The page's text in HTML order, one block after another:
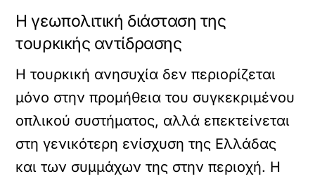
Η γεωπολιτική διάσταση της
τουρκικής αντίδρασης
Η τουρκική ανησυχία δεν περιορίζεται
μόνο στην προμήθεια του συγκεκριμένου
οπλικού συστήματος, αλλά επεκτείνεται
στη γενικότερη ενίσχυση της Ελλάδας
και των συμμάχων της στην περιοχή. Η